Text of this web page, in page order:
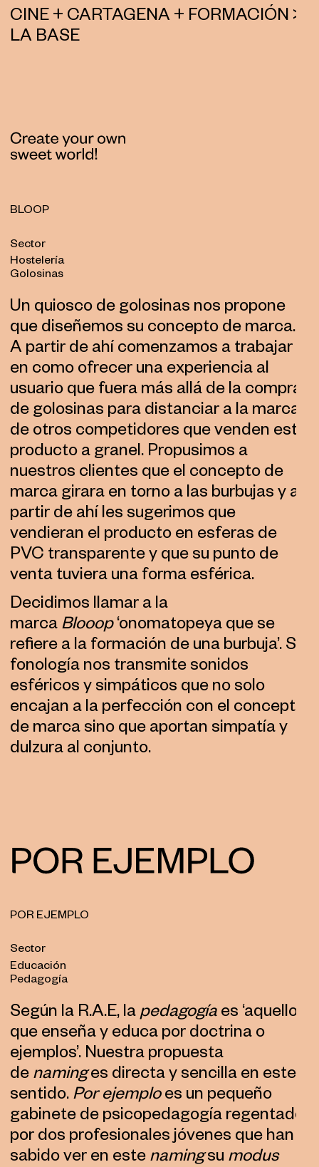
CINE + CARTAGENA + FORMACIÓN >
LA BASE
Un quiosco de golosinas nos propone
que diseñemos su concepto de marca.
A partir de ahí comenzamos a trabajar
en como ofrecer una experiencia al
usuario que fuera más allá de la compra
de golosinas para distanciar a la marca
de otros competidores que venden este
producto a granel. Propusimos a
nuestros clientes que el concepto de
marca girara en torno a las burbujas y a
partir de ahí les sugerimos que
vendieran el producto en esferas de
PVC transparente y que su punto de
venta tuviera una forma esférica.
Decidimos llamar a la
marca Blooop‘onomatopeya que se
refiere a la formación de una burbuja’. Su
fonología nos transmite sonidos
esféricos y simpáticos que no solo
encajan a la perfección con el concepto
de marca sino que aportan simpatía y
dulzura al conjunto.
BLOOP
Sector
Hostelería
Golosinas
Según la R.A.E, lapedagogía es ‘aquello
que enseña y educa por doctrina o
ejemplos’. Nuestra propuesta
de naminges directa y sencilla en este
sentido. Por ejemploes un pequeño
gabinete de psicopedagogía regentado
por dos profesionales jóvenes que han
sabido ver en este namingsu modus
POR EJEMPLO
Sector
Educación
Pedagogía